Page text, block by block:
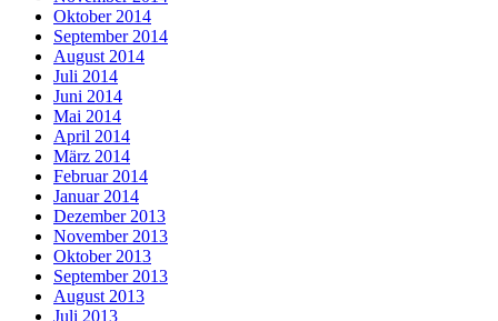
Oktober 2014
September 2014
August 2014
Juli 2014
Juni 2014
Mai 2014
April 2014
März 2014
Februar 2014
Januar 2014
Dezember 2013
November 2013
Oktober 2013
September 2013
August 2013
Juli 2013